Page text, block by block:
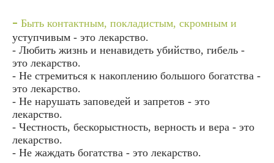
- Быть контактным, покладистым, скромным и
уступчивым - это лекарство.
- Любить жизнь и ненавидеть убийство, гибель -
это лекарство.
- Не стремиться к накоплению большого богатства -
это лекарство.
- Не нарушать заповедей и запретов - это
лекарство.
- Честность, бескорыстность, верность и вера - это
лекарство.
- Не жаждать богатства - это лекарство.